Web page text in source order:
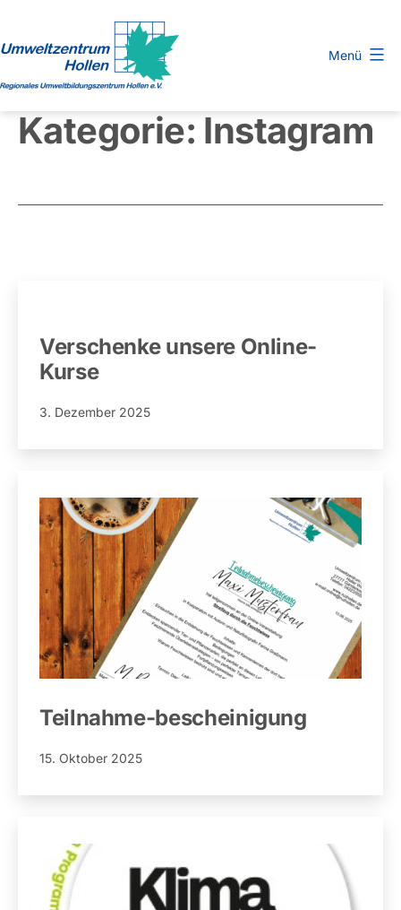
springen
Umweltbildungszentrum
Hollen
Menü
Kategorie: Instagram
Verschenke unsere Online-
Kurse
Veröffentlicht
3. Dezember 2025
Teilnahme-bescheinigung
Veröffentlicht
15. Oktober 2025